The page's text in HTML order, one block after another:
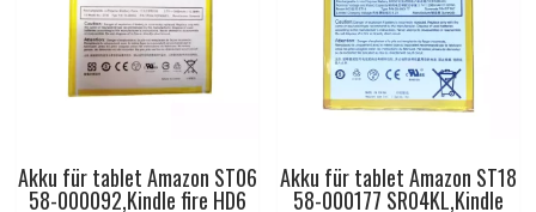
Akku für tablet Amazon ST06
58-000092,Kindle fire HD6
Akku für tablet Amazon ST18
58-000177 SR04KL,Kindle